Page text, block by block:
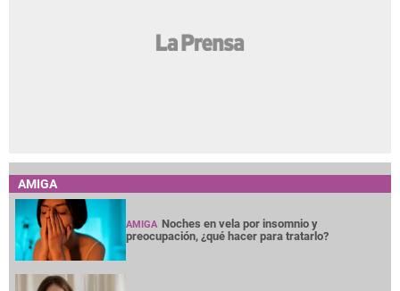
AMIGA
AMIGA Noches en vela por insomnio y
preocupación, ¿qué hacer para tratarlo?